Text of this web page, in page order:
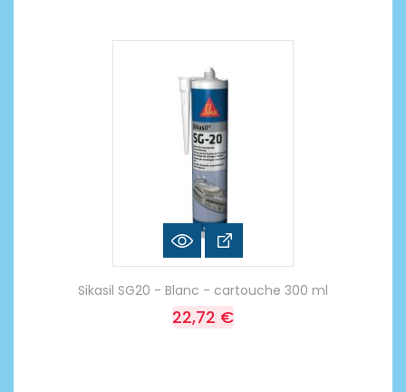
Sikasil SG20 - Blanc - cartouche 300 ml
22,72 €